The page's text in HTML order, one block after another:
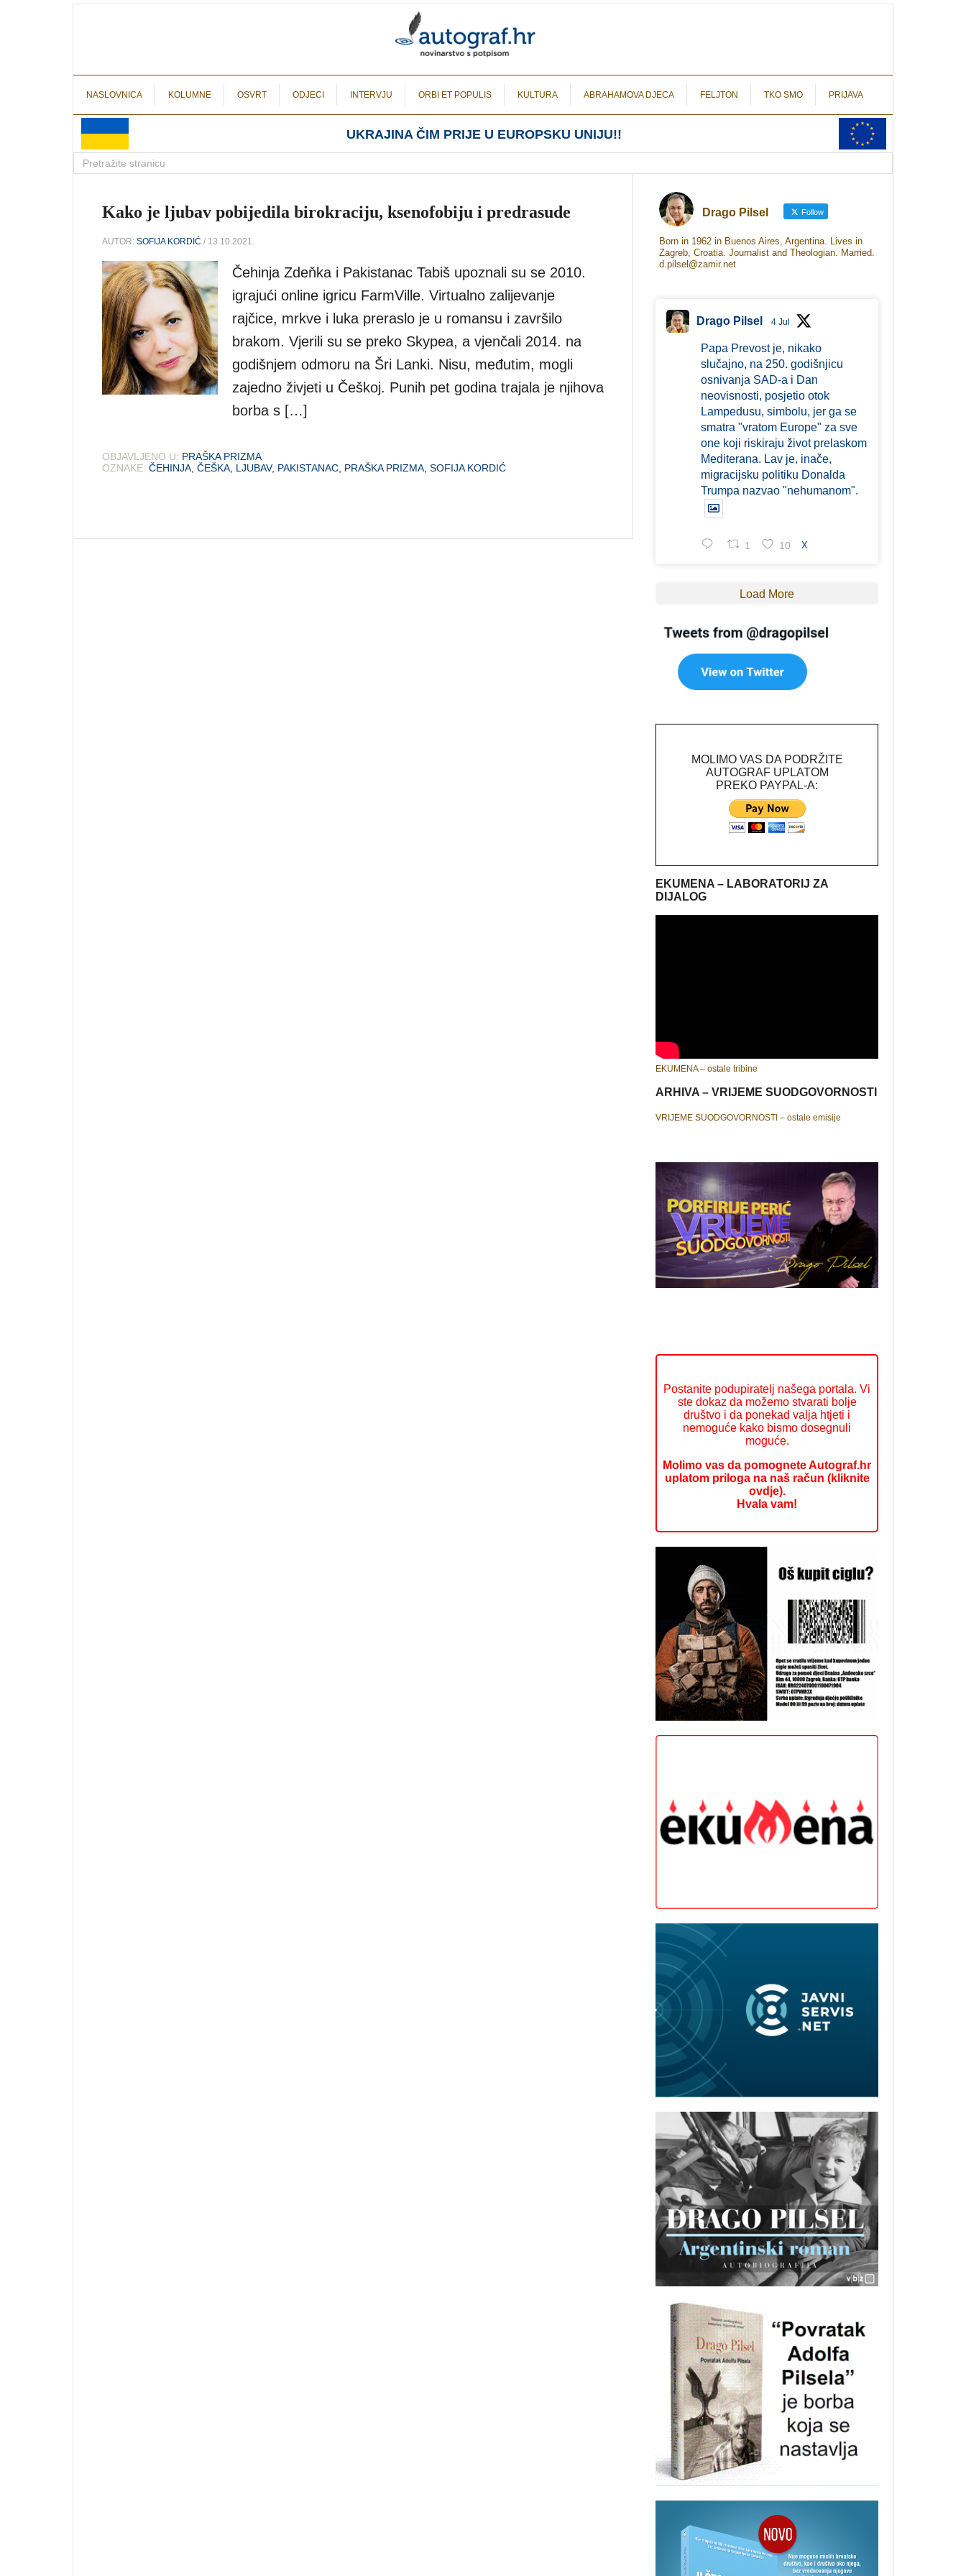
NASLOVNICA KOLUMNE OSVRT ODJECI INTERVJU ORBI ET POPULIS KULTURA ABRAHAMOVA DJECA FELJTON TKO SMO PRIJAVA
UKRAJINA ČIM PRIJE U EUROPSKU UNIJU!!
Kako je ljubav pobijedila birokraciju, ksenofobiju i predrasude
AUTOR: SOFIJA KORDIĆ / 13.10.2021.
Čehinja Zdeňka i Pakistanac Tabiš upoznali su se 2010.
igrajući online igricu FarmVille. Virtualno zalijevanje
rajčice, mrkve i luka preraslo je u romansu i završilo
brakom. Vjerili su se preko Skypea, a vjenčali 2014. na
godišnjem odmoru na Šri Lanki. Nisu, međutim, mogli
zajedno živjeti u Češkoj. Punih pet godina trajala je njihova
borba s […]
OBJAVLJENO U: PRAŠKA PRIZMA
OZNAKE: ČEHINJA ČEŠKA LJUBAV, PAKISTANAC PRAŠKA PRIZMA SOFIJA KORDIĆ
Drago Pilsel Follow
Born in 1962 in Buenos Aires, Argentina. Lives in
Zagreb, Croatia. Journalist and Theologian. Married.
d.pilsel@zamir.net
Drago Pilsel 4 Jul
Papa Prevost je, nikako
slučajno, na 250. godišnjicu
osnivanja SAD-a i Dan
neovisnosti, posjetio otok
Lampedusu, simbolu, jer ga se
smatra "vratom Europe" za sve
one koji riskiraju život prelaskom
Mediterana. Lav je, inače,
migracijsku politiku Donalda
Trumpa nazvao "nehumanom".
1 10 X
Load More
MOLIMO VAS DA PODRŽITE
AUTOGRAF UPLATOM
PREKO PAYPAL-A:
EKUMENA – LABORATORIJ ZA
DIJALOG
EKUMENA – ostale tribine
ARHIVA – VRIJEME SUODGOVORNOSTI
VRIJEME SUODGOVORNOSTI – ostale emisije
Postanite podupiratelj našega portala. Vi
ste dokaz da možemo stvarati bolje
društvo i da ponekad valja htjeti i
nemoguće kako bismo dosegnuli
moguće.
Molimo vas da pomognete Autograf.hr
uplatom priloga na naš račun (kliknite
ovdje).
Hvala vam!